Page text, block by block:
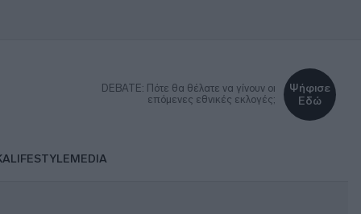
DEBATE: Πότε θα θέλατε να γίνουν οι
επόμενες εθνικές εκλογές;
Ψήφισε
Εδώ
LIFESTYLEMEDIA